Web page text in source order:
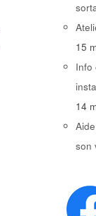
15
Info
14
son